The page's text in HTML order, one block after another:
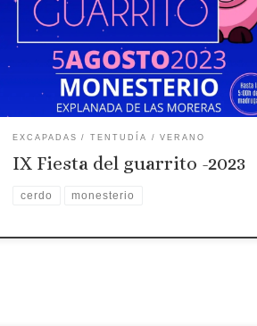
Fiesta del guarrito de Monesterio
EXCAPADAS TENTUDÍA VERANO
IX Fiesta del guarrito -2023
cerdo monesterio